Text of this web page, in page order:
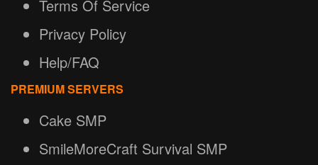
Terms Of Service
Privacy Policy
Help/FAQ
PREMIUM SERVERS
Cake SMP
SmileMoreCraft Survival SMP